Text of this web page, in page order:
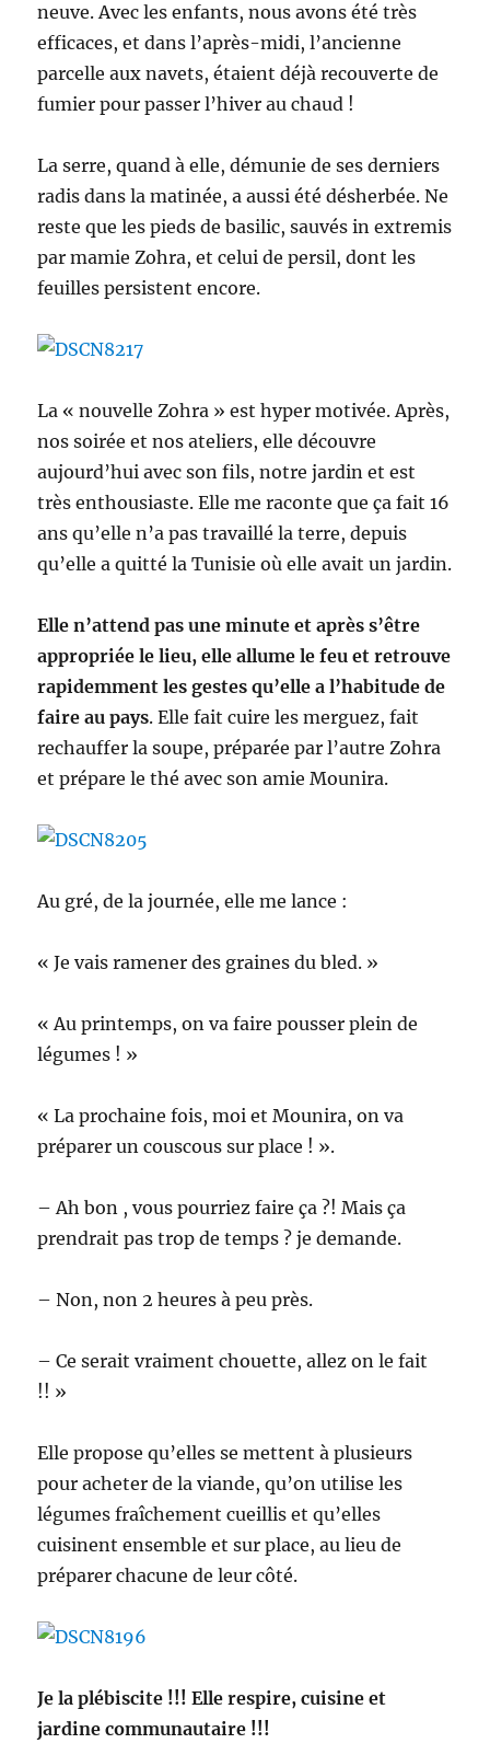
neuve. Avec les enfants, nous avons été très
efficaces, et dans l’après-midi, l’ancienne
parcelle aux navets, étaient déjà recouverte de
fumier pour passer l’hiver au chaud !
La serre, quand à elle, démunie de ses derniers
radis dans la matinée, a aussi été désherbée. Ne
reste que les pieds de basilic, sauvés in extremis
par mamie Zohra, et celui de persil, dont les
feuilles persistent encore.
La « nouvelle Zohra » est hyper motivée. Après,
nos soirée et nos ateliers, elle découvre
aujourd’hui avec son fils, notre jardin et est
très enthousiaste. Elle me raconte que ça fait 16
ans qu’elle n’a pas travaillé la terre, depuis
qu’elle a quitté la Tunisie où elle avait un jardin.
Elle n’attend pas une minute et après s’être
appropriée le lieu, elle allume le feu et retrouve
rapidemment les gestes qu’elle a l’habitude de
faire au pays. Elle fait cuire les merguez, fait
rechauffer la soupe, préparée par l’autre Zohra
et prépare le thé avec son amie Mounira.
Au gré, de la journée, elle me lance :
« Je vais ramener des graines du bled. »
« Au printemps, on va faire pousser plein de
légumes ! »
« La prochaine fois, moi et Mounira, on va
préparer un couscous sur place ! ».
– Ah bon , vous pourriez faire ça ?! Mais ça
prendrait pas trop de temps ? je demande.
– Non, non 2 heures à peu près.
– Ce serait vraiment chouette, allez on le fait
!! »
Elle propose qu’elles se mettent à plusieurs
pour acheter de la viande, qu’on utilise les
légumes fraîchement cueillis et qu’elles
cuisinent ensemble et sur place, au lieu de
préparer chacune de leur côté.
Je la plébiscite !!! Elle respire, cuisine et
jardine communautaire !!!